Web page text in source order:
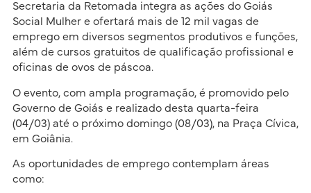
Secretaria da Retomada integra as ações do Goiás
Social Mulher e ofertará mais de 12 mil vagas de
emprego em diversos segmentos produtivos e funções,
além de cursos gratuitos de qualificação profissional e
oficinas de ovos de páscoa.
O evento, com ampla programação, é promovido pelo
Governo de Goiás e realizado desta quarta-feira
(04/03) até o próximo domingo (08/03), na Praça Cívica,
em Goiânia.
As oportunidades de emprego contemplam áreas
como: